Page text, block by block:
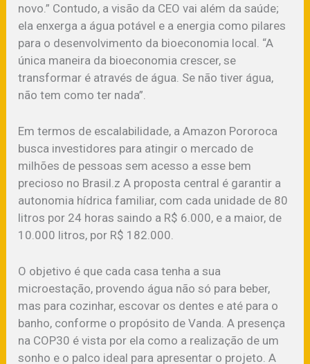
novo.” Contudo, a visão da CEO vai além da saúde;
ela enxerga a água potável e a energia como pilares
para o desenvolvimento da bioeconomia local. “A
única maneira da bioeconomia crescer, se
transformar é através de água. Se não tiver água,
não tem como ter nada”.
Em termos de escalabilidade, a Amazon Pororoca
busca investidores para atingir o mercado de
milhões de pessoas sem acesso a esse bem
precioso no Brasil.z A proposta central é garantir a
autonomia hídrica familiar, com cada unidade de 80
litros por 24 horas saindo a R$ 6.000, e a maior, de
10.000 litros, por R$ 182.000.
O objetivo é que cada casa tenha a sua
microestação, provendo água não só para beber,
mas para cozinhar, escovar os dentes e até para o
banho, conforme o propósito de Vanda. A presença
na COP30 é vista por ela como a realização de um
sonho e o palco ideal para apresentar o projeto. A